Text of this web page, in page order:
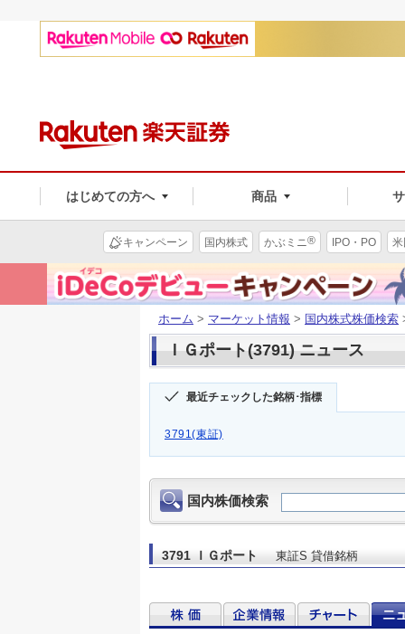
はじめての方へ 商品
キャンペーン 国内株式 かぶミニ® IPO・PO
ホーム > マーケット情報 > 国内株式株価検索
ＩＧポート(3791) ニュース
最近チェックした銘柄･指標
3791(東証)